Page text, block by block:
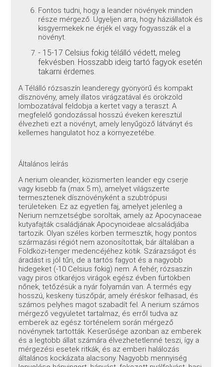
Fontos tudni, hogy a leander növények minden
része mérgező. Ügyeljen arra, hogy háziállatok és
kisgyermekek ne érjék el vagy fogyasszák el a
növényt.
- 15-17 Celsius fokig télálló védett, meleg
fekvésben. Hosszabb ideig tartó fagyok esetén
takarni érdemes.
A Télálló rózsaszín leanderegy gyönyörű és kompakt
dísznövény, amely illatos virágzatával és örökzöld
lombozatával feldobja a kertet vagy a teraszt. A
megfelelő gondozással hosszú éveken keresztül
élvezheti ezt a növényt, amely lenyűgöző látványt és
kellemes hangulatot hoz a környezetébe.
Általános leírás
A nerium oleander, közismerten leander egy cserje
vagy kisebb fa (max 5 m), amelyet világszerte
termesztenek dísznövényként a szubtrópusi
területeken. Ez az egyetlen faj, amelyet jelenleg a
Nerium nemzetségbe soroltak, amely az Apocynaceae
kutyafajták családjának Apocynoideae alcsaládjába
tartozik. Olyan széles körben termesztik, hogy pontos
származási régiót nem azonosítottak, bár általában a
Földközi-tenger medencéjéhez kötik. Szárazságot és
áradást is jól tűri, de a tartós fagyot és a nagyobb
hidegeket (-10 Celsius fokig) nem. A fehér, rózsaszín
vagy piros ötkaréjos virágok egész évben fürtökben
nőnek, tetőzésük a nyár folyamán van. A termés egy
hosszú, keskeny tüszőpár, amely éréskor felhasad, és
számos pelyhes magot szabadít fel. A nerium számos
mérgező vegyületet tartalmaz, és erről tudva az
emberek az egész történelem során mérgező
növénynek tartották. Keserűsége azonban az emberek
és a legtöbb állat számára élvezhetetlenné teszi, így a
mérgezési esetek ritkák, és az emberi halálozás
általános kockázata alacsony. Nagyobb mennyiség